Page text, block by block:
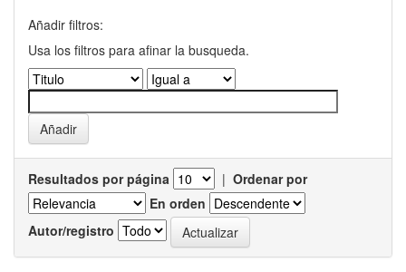
Añadir filtros:
Usa los filtros para afinar la busqueda.
Resultados por página | Ordenar por
En orden
Autor/registro